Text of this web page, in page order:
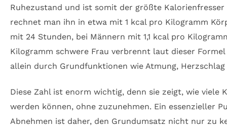
Ruhezustand und ist somit der größte Kalorienfresser
rechnet man ihn in etwa mit 1 kcal pro Kilogramm
mit 24 Stunden, bei Männern mit 1,1 kcal pro
Kilogramm schwere Frau verbrennt laut dieser
allein durch Grundfunktionen wie Atmung,
Diese Zahl ist enorm wichtig, denn sie zeigt, wie viele
werden können, ohne zuzunehmen. Ein essenzieller
Abnehmen ist daher, den Grundumsatz nicht nur zu